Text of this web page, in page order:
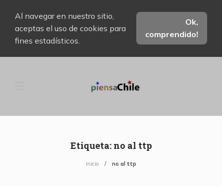
Al navegar en nuestro sitio,
aceptas el uso de cookies para
fines estadísticos.
Ok,
comprendido!
Etiqueta: no al ttp
Inicio no al ttp